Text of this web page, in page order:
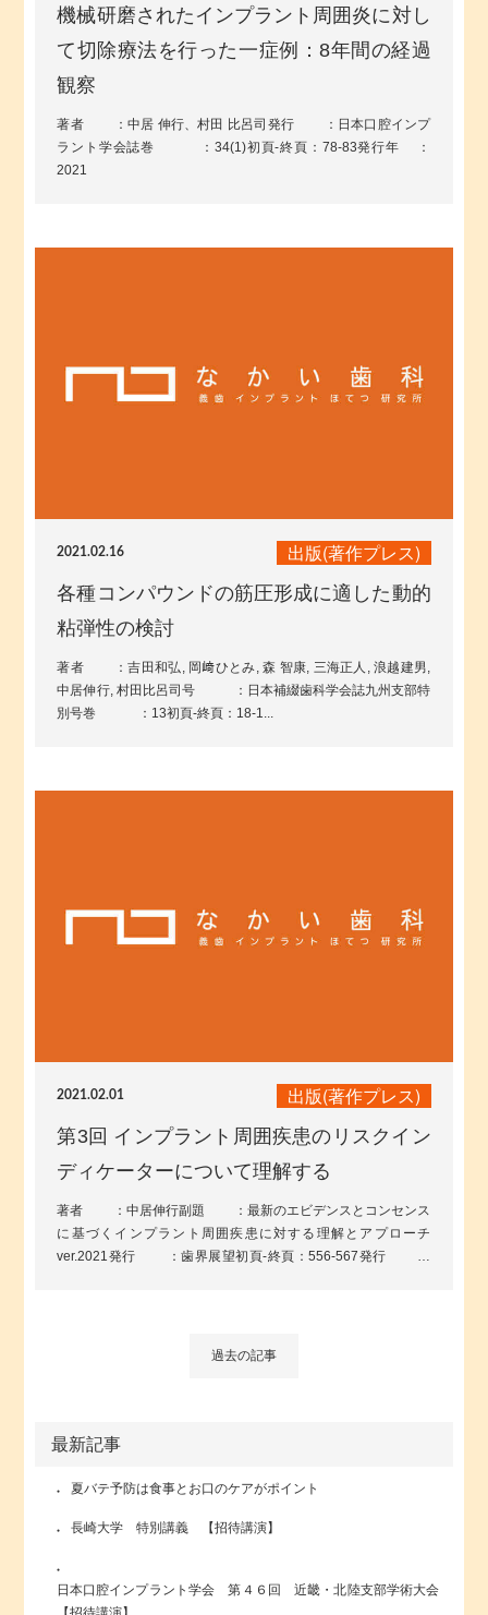
機械研磨されたインプラント周囲炎に対し
て切除療法を行った一症例：8年間の経過
観察
著者 ：中居 伸行、村田 比呂司発行 ：日本口腔インプ
ラント学会誌巻 ：34(1)初頁-終頁：78-83発行年 ：
2021
2021.02.16 出版(著作プレス)
各種コンパウンドの筋圧形成に適した動的
粘弾性の検討
著者 ：吉田和弘, 岡﨑ひとみ, 森 智康, 三海正人, 浪越建男,
中居伸行, 村田比呂司号 ：日本補綴歯科学会誌九州支部特
別号巻 ：13初頁-終頁：18-1...
2021.02.01 出版(著作プレス)
第3回 インプラント周囲疾患のリスクイン
ディケーターについて理解する
著者 ：中居伸行副題 ：最新のエビデンスとコンセンス
に基づくインプラント周囲疾患に対する理解とアプローチ
ver.2021発行 ：歯界展望初頁-終頁：556-567発行 ：
過去の記事
最新記事
夏バテ予防は食事とお口のケアがポイント
長崎大学 特別講義 【招待講演】
日本口腔インプラント学会 第４６回 近畿・北陸支部学術大会